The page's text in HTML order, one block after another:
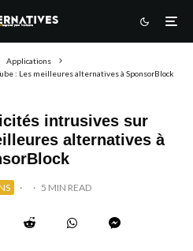
Applications
: Les meilleures alternatives à SponsorBlock
intrusives sur
alternatives à
· · 5 MIN READ